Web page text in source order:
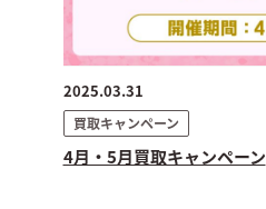
2025.03.31
買取キャンペーン
4月・5月買取キャンペーン